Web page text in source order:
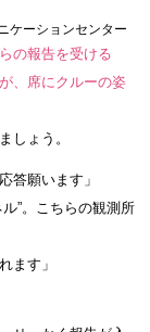
ケーションセンター
の報告を受ける
、席にクルーの姿
しょう。
答願います」
”。こちらの観測所
ます」